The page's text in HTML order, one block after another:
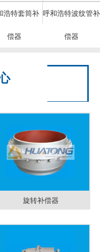
浩特套筒补
偿器
呼和浩特波纹管补
偿器
旋转补偿器